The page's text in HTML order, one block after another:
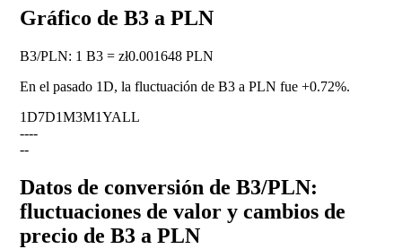
Gráfico de B3 a PLN
B3/PLN: 1 B3 = zł0.001648 PLN
En el pasado 1D, la fluctuación de B3 a PLN fue +0.72%.
1D7D1M3M1YALL
----
--
Datos de conversión de B3/PLN:
fluctuaciones de valor y cambios de
precio de B3 a PLN